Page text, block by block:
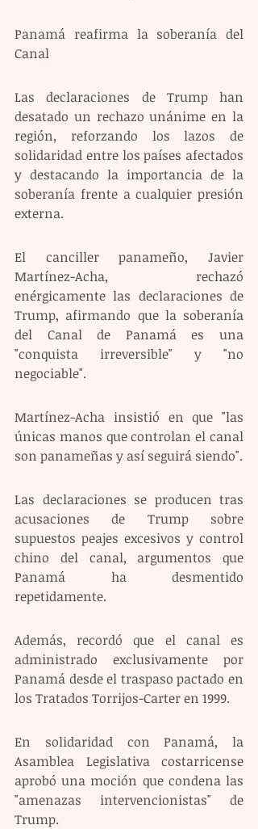
Panamá reafirma la soberanía del
Canal
Las declaraciones de Trump han
desatado un rechazo unánime en la
región, reforzando los lazos de
solidaridad entre los países afectados
y destacando la importancia de la
soberanía frente a cualquier presión
externa.
El canciller panameño, Javier
Martínez-Acha, rechazó
enérgicamente las declaraciones de
Trump, afirmando que la soberanía
del Canal de Panamá es una
"conquista irreversible" y "no
negociable".
Martínez-Acha insistió en que "las
únicas manos que controlan el canal
son panameñas y así seguirá siendo".
Las declaraciones se producen tras
acusaciones de Trump sobre
supuestos peajes excesivos y control
chino del canal, argumentos que
Panamá ha desmentido
repetidamente.
Además, recordó que el canal es
administrado exclusivamente por
Panamá desde el traspaso pactado en
los Tratados Torrijos-Carter en 1999.
En solidaridad con Panamá, la
Asamblea Legislativa costarricense
aprobó una moción que condena las
"amenazas intervencionistas" de
Trump.